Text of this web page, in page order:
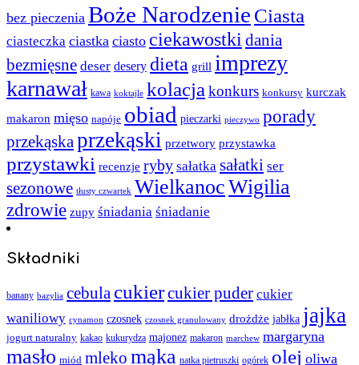
bez pieczenia Boże Narodzenie Ciasta
ciasteczka ciastka ciasto ciekawostki dania
bezmięsne deser desery dieta grill imprezy
karnawał kawa koktajle kolacja konkurs konkursy kurczak
makaron mięso napóje obiad pieczarki pieczywo porady
przekąskaprzekąski przetwory przystawka
przystawki recenzje ryby sałatka sałatki ser
sezonowe tłusty czwartek WielkanocWigilia
zdrowie zupy śniadania śniadanie
Składniki
banany bazylia cebula cukiercukier puder cukier
waniliowy cynamon czosnek czosnek granulowany drożdże jabłka jajka
jogurt naturalny kakao kukurydza majonez makaron marchew margaryna
masło miód mleko mąka natka pietruszki ogórek olej oliwa